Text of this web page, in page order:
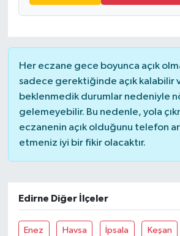
Her eczane gece boyunca açık
sadece gerektiğinde açık kalabilir
beklenmedik durumlar nedeniyle
gelemeyebilir. Bu nedenle, yola
eczanenin açık olduğunu telefon
etmeniz iyi bir fikir olacaktır.
Edirne Diğer İlçeler
Enez Havsa İpsala Keşan